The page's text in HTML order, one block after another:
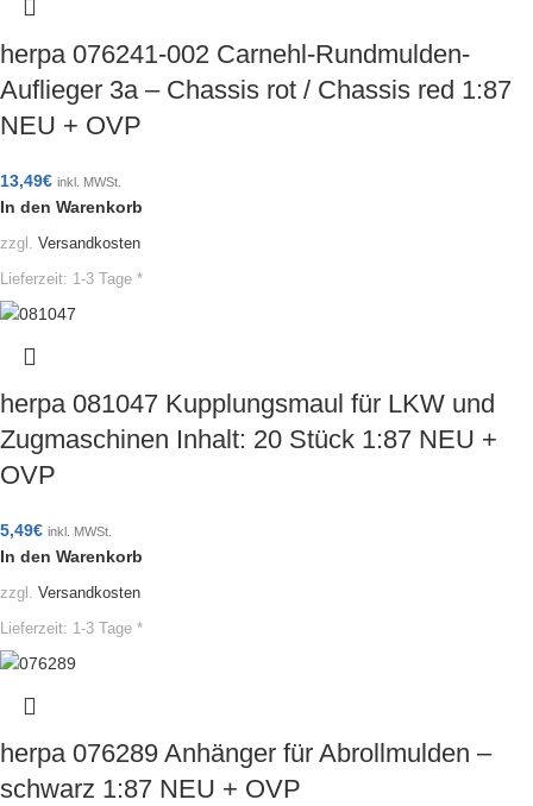
herpa 076241-002 Carnehl-Rundmulden-
Auflieger 3a – Chassis rot / Chassis red 1:87
NEU + OVP
13,49€ inkl. MWSt.
In den Warenkorb
zzgl. Versandkosten
Lieferzeit: 1-3 Tage *
herpa 081047 Kupplungsmaul für LKW und
Zugmaschinen Inhalt: 20 Stück 1:87 NEU +
OVP
5,49€ inkl. MWSt.
In den Warenkorb
zzgl. Versandkosten
Lieferzeit: 1-3 Tage *
herpa 076289 Anhänger für Abrollmulden –
schwarz 1:87 NEU + OVP